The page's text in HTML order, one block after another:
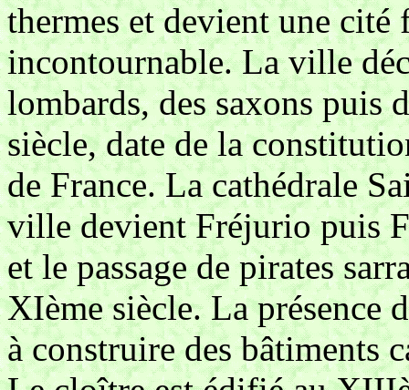
thermes et devient une
incontournable. La ville
lombards, des saxons puis
siècle, date de la
de France. La cathédrale
ville devient Fréjurio puis
et le passage de pirates
XIème siècle. La présence
à construire des bâtiments